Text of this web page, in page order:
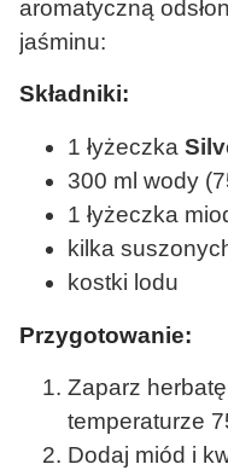
aromatyczną
jaśminu:
Składniki:
1 łyżeczka
300 ml wody
1 łyżeczka
kilka
kostki lodu
Przygotowanie:
Zaparz
temperaturze
Dodaj miód i